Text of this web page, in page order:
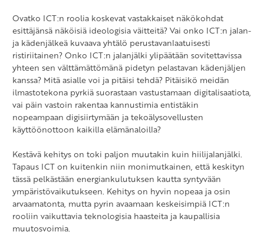
Ovatko ICT:n roolia koskevat vastakkaiset näkökohdat
esittäjänsä näköisiä ideologisia väitteitä? Vai onko ICT:n jalan-
ja kädenjälkeä kuvaava yhtälö perustavanlaatuisesti
ristiriitainen? Onko ICT:n jalanjälki ylipäätään sovitettavissa
yhteen sen välttämättömänä pidetyn pelastavan kädenjäljen
kanssa? Mitä asialle voi ja pitäisi tehdä? Pitäisikö meidän
ilmastotekona pyrkiä suorastaan vastustamaan digitalisaatiota,
vai päin vastoin rakentaa kannustimia entistäkin
nopeampaan digisiirtymään ja tekoälysovellusten
käyttöönottoon kaikilla elämänaloilla?
Kestävä kehitys on toki paljon muutakin kuin hiilijalanjälki.
Tapaus ICT on kuitenkin niin monimutkainen, että keskityn
tässä pelkästään energiankulutuksen kautta syntyvään
ympäristövaikutukseen. Kehitys on hyvin nopeaa ja osin
arvaamatonta, mutta pyrin avaamaan keskeisimpiä ICT:n
rooliin vaikuttavia teknologisia haasteita ja kaupallisia
muutosvoimia.